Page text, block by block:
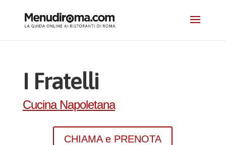
I Fratelli
Cucina Napoletana
CHIAMA e PRENOTA